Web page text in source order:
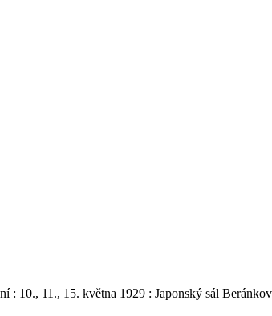
: 10., 11., 15. května 1929 : Japonský sál